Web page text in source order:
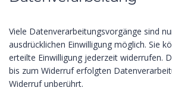
Viele Datenverarbeitungsvorgänge sind
ausdrücklichen Einwilligung möglich. Sie
erteilte Einwilligung jederzeit widerrufen.
bis zum Widerruf erfolgten
Widerruf unberührt.